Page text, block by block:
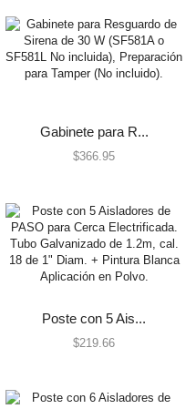
Gabinete para R...
$366.95
Poste con 5 Ais...
$219.66